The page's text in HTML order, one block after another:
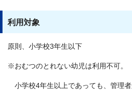
利用対象
原則、小学校3年生以下
※おむつのとれない幼児は利用不可。
小学校4年生以上であっても、管理